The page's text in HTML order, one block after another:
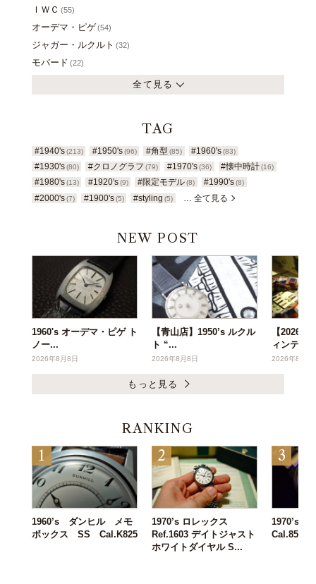
ＩＷＣ (55)
オーデマ・ピゲ(54)
ジャガー・ルクルト (32)
モバード (22)
全て見る
TAG
#1940's (213) #1950's(96) #角型 (85) #1960's (83)
#1930's (80) #クロノグラフ (79) #1970's(36) #懐中時計 (16)
#1980's (13) #1920's(9) #限定モデル(8) #1990's (8)
#2000's (7) #1900's(5) #styling (5) … 全て見る
NEW POST
1960's オーデマ・ピゲ ト
ノー...
2026年8月8日
【青山店】1950’s ルクル
ト “...
2026年8月8日
【2026年
ィンテー...
2026年8月6
もっと見る
RANKING
1960’s ダンヒル メモ
ボックス SS Cal.K825
1970’s ロレックス
Ref.1603 デイトジャスト
ホワイトダイヤル S...
1970’s